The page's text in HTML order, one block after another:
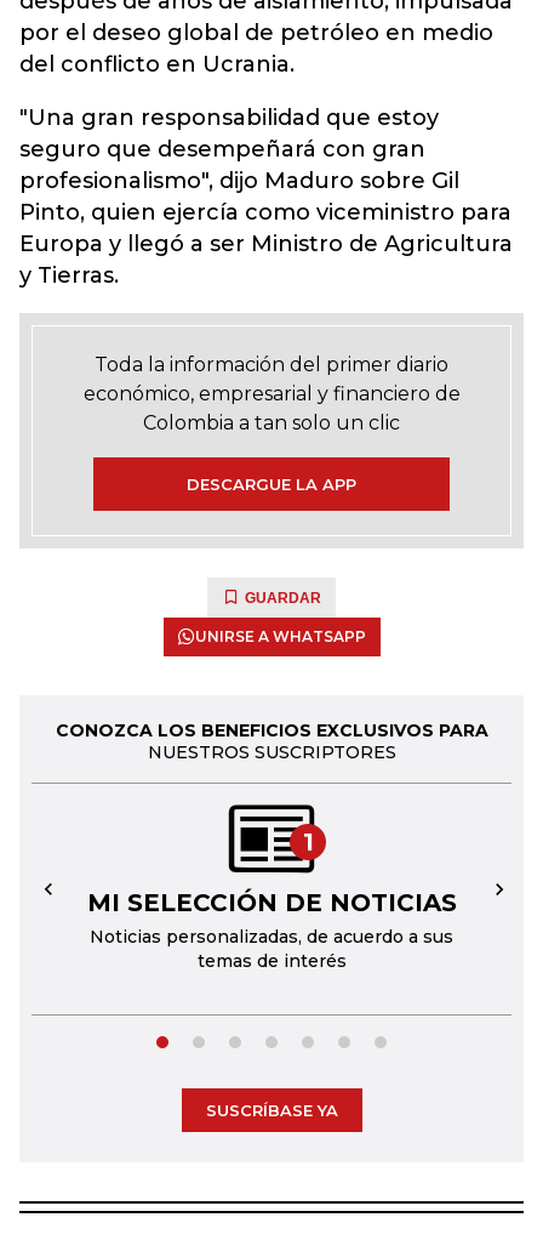
por el deseo global de petróleo en medio
del conflicto en Ucrania.
"Una gran responsabilidad que estoy
seguro que desempeñará con gran
profesionalismo", dijo Maduro sobre Gil
Pinto, quien ejercía como viceministro para
Europa y llegó a ser Ministro de Agricultura
y Tierras.
Toda la información del primer diario
económico, empresarial y financiero de
Colombia a tan solo un clic
DESCARGUE LA APP
GUARDAR
UNIRSE A WHATSAPP
CONOZCA LOS BENEFICIOS EXCLUSIVOS PARA
NUESTROS SUSCRIPTORES
1
MI SELECCIÓN DE NOTICIAS
Noticias personalizadas, de acuerdo a sus
temas de interés
← →
SUSCRÍBASE YA